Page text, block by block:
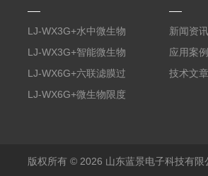
LJ-WX3G+水中微生物
膜过滤装置
LJ-WX3G+智能微生物
限度仪
LJ-WX6G+六联滤膜过
滤器
LJ-WX6G+微生物限度
新闻资讯
应用案例
技术文章
版权所有 © 2026 山东蓝景电子科技有限